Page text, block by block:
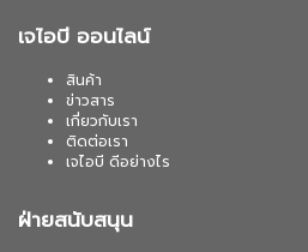
เจไอบี ออนไลน์
สินค้า
ข่าวสาร
เกี่ยวกับเรา
ติดต่อเรา
เจไอบี ดีอย่างไร
ฝ่ายสนับสนุน